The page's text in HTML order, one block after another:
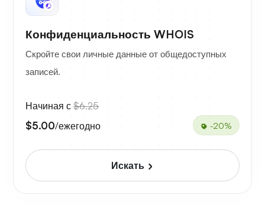
Конфиденциальность WHOIS
Скройте свои личные данные от общедоступных
записей.
Начиная с $6.25
$5.00/ежегодно -20%
Искать